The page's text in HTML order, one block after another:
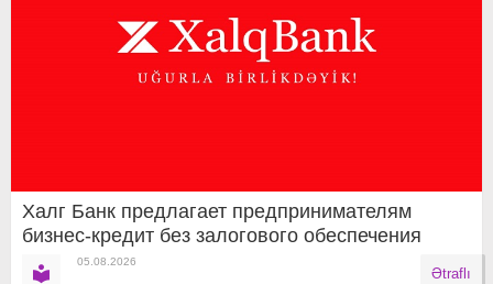
Халг Банк предлагает предпринимателям
бизнес-кредит без залогового обеспечения
05.08.2026
Ətraflı